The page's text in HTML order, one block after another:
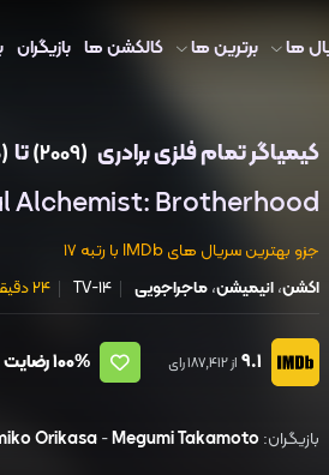
ها برترین ها کالکشن ها بازیگران
کیمیاگر تمام فلزی برادری (2009) تا (2010)
Alchemist: Brotherhood
جزو بهترین سریال های IMDb با رتبه 17
اکشن،انیمیشن،ماجراجویی TV-14 24 دقیقه
9.1 از 187,412 رای 100%رضایت
بازیگران: Orikasa-Megumi Takamoto